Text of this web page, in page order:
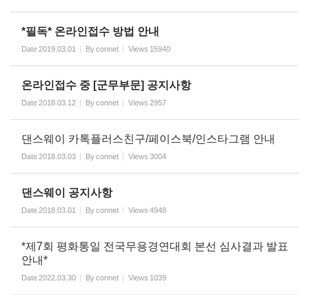
*필독* 온라인접수 방법 안내
Date2019.03.01 Byconnet Views 15940
온라인접수 중 [군무부문] 공지사항
Date2018.03.12 Byconnet Views 2957
댄스웨이 카톡플러스친구/페이스북/인스타그램 안내
Date2018.03.03 Byconnet Views 3004
댄스웨이 공지사항
Date2018.03.01 Byconnet Views 4948
*제7회 평화통일 전국무용경연대회 본선 심사결과 발표
안내*
Date2022.03.30 Byconnet Views 1039